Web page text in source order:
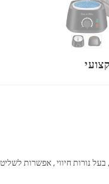
נורות חיווי , אפשרות